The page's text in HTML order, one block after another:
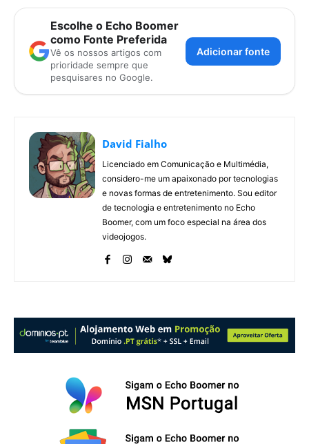
Escolhe o Echo Boomer
como Fonte Preferida
Vê os nossos artigos com
prioridade sempre que
pesquisares no Google.
Adicionar fonte
David Fialho
Licenciado em Comunicação e Multimédia,
considero-me um apaixonado por tecnologias
e novas formas de entretenimento. Sou editor
de tecnologia e entretenimento no Echo
Boomer, com um foco especial na área dos
videojogos.